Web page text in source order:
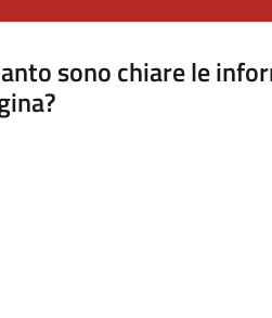
sono chiare le